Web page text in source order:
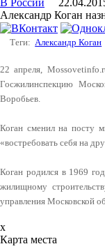
В России
Александр Коган
Теги: Александр Коган
22 апреля,
Госжилинспекцию
Воробьев.
Коган сменил на посту
«востребовать себя на
Коган родился в 1969
жилищному
управления Московской
x
Карта места